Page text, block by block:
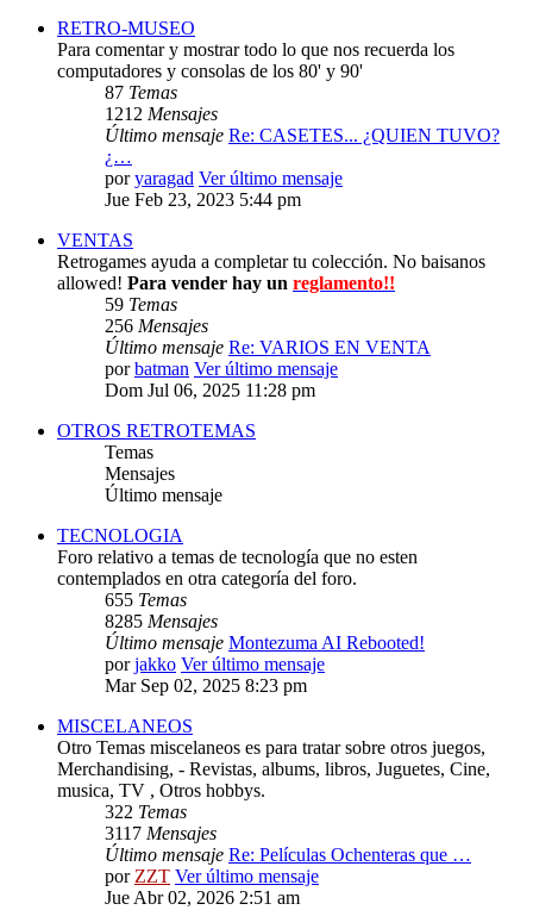
RETRO-MUSEO
Para comentar y mostrar todo lo que nos recuerda los
computadores y consolas de los 80' y 90'
87 Temas
1212 Mensajes
Último mensaje Re: CASETES... ¿QUIEN TUVO?
¿…
poryaragad Ver último mensaje
Jue Feb 23, 2023 5:44 pm
VENTAS
Retrogames ayuda a completar tu colección. No baisanos
allowed! Para vender hay un reglamento!!
59 Temas
256 Mensajes
Último mensaje Re: VARIOS EN VENTA
porbatman Ver último mensaje
Dom Jul 06, 2025 11:28 pm
OTROS RETROTEMAS
Temas
Mensajes
Último mensaje
TECNOLOGIA
Foro relativo a temas de tecnología que no esten
contemplados en otra categoría del foro.
655 Temas
8285 Mensajes
Último mensaje Montezuma AI Rebooted!
porjakko Ver último mensaje
Mar Sep 02, 2025 8:23 pm
MISCELANEOS
Otro Temas miscelaneos es para tratar sobre otros juegos,
Merchandising, - Revistas, albums, libros, Juguetes, Cine,
musica, TV , Otros hobbys.
322 Temas
3117 Mensajes
Último mensaje Re: Películas Ochenteras que …
porZZT Ver último mensaje
Jue Abr 02, 2026 2:51 am